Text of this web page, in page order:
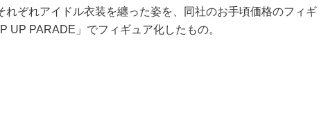
れぞれアイドル衣装を纏った姿を、同社のお手頃価格のフィギ
UP PARADE」でフィギュア化したもの。